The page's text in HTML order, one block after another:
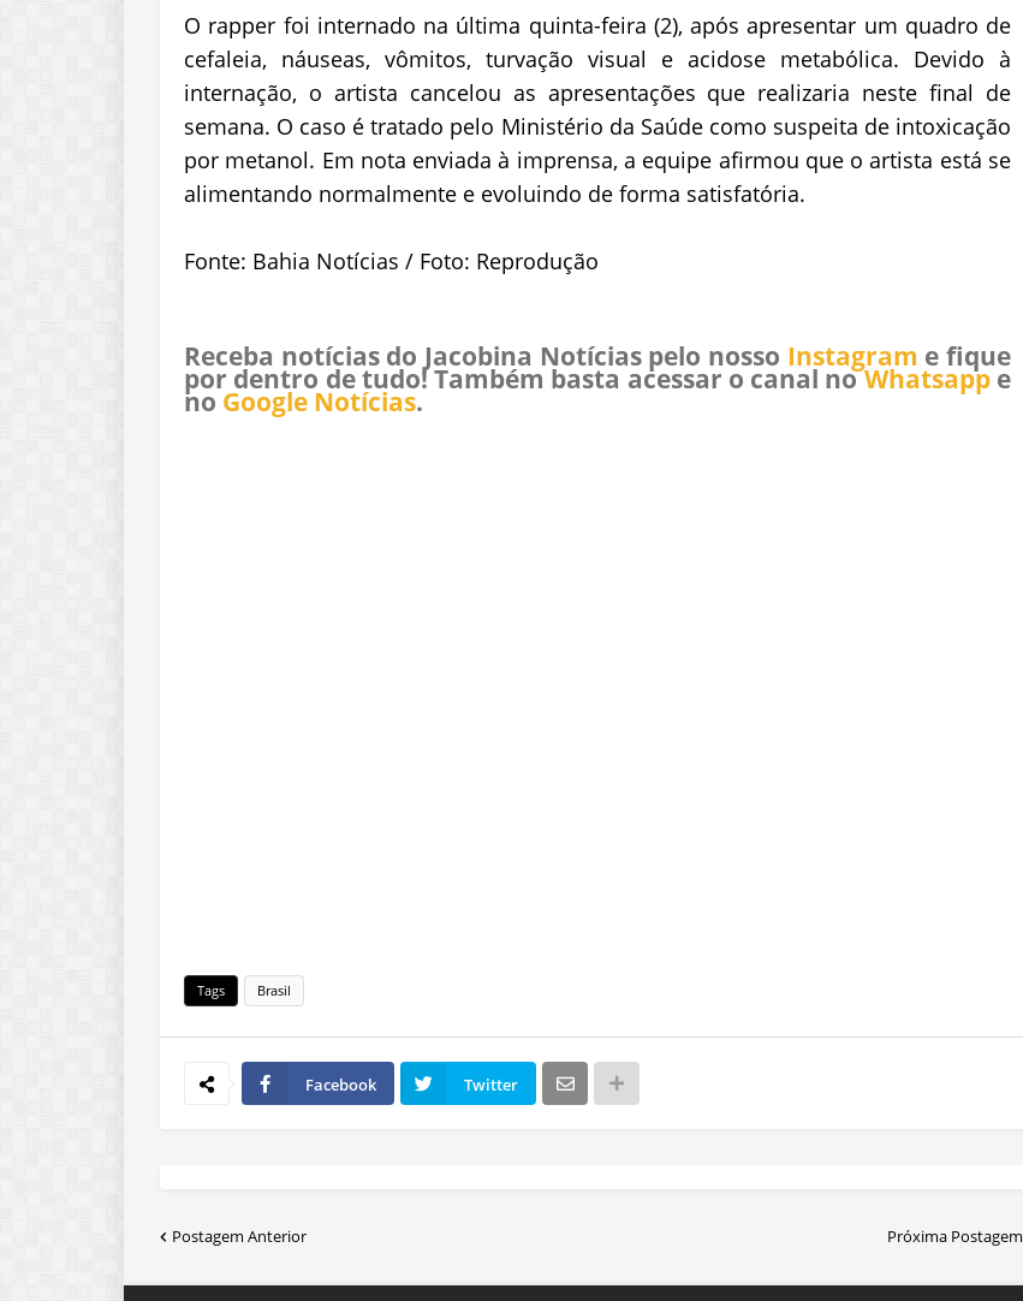
O rapper foi internado na última quinta-feira (2), após apresentar um quadro de
cefaleia, náuseas, vômitos, turvação visual e acidose metabólica. Devido à
internação, o artista cancelou as apresentações que realizaria neste final de
semana. O caso é tratado pelo Ministério da Saúde como suspeita de intoxicação
por metanol. Em nota enviada à imprensa, a equipe afirmou que o artista está se
alimentando normalmente e evoluindo de forma satisfatória.
Fonte: Bahia Notícias / Foto: Reprodução
Receba notícias do Jacobina Notícias pelo nosso Instagram e fique
por dentro de tudo! Também basta acessar o canal noWhatsappe
no Google Notícias.
Tags Brasil
Facebook Twitter
Postagem Anterior Próxima Postagem